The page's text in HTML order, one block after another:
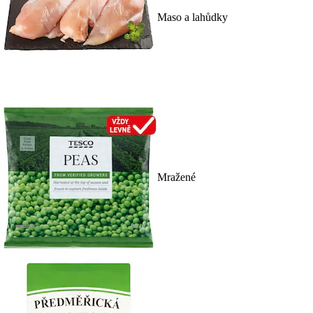
Maso a lahůdky
Mražené